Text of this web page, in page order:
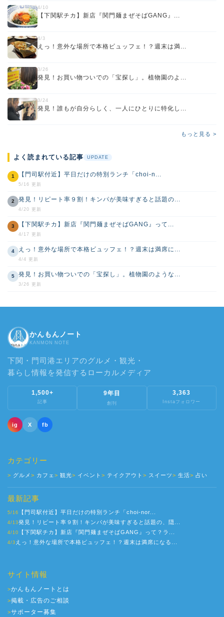
4/10
【下関駅チカ】新店『関門麺まぜそばGANG』...
4/3
えっ！意外な場所で本格ビュッフェ！？週末は満...
3/26
発見！お買い物ついでの「宝探し」。植物園のよ...
3/24
発見！誰もが自分らしく、一人にひとりに特化し...
もっと見る >
よく読まれている記事 UPDATE
1 【門司駅付近】平日だけの特別ランチ「choi-n...
5/16 更新
2 発見！リピート率９割！キンパが美味すぎると話題の...
4/20 更新
3 【下関駅チカ】新店『関門麺まぜそばGANG』って...
4/17 更新
4 えっ！意外な場所で本格ビュッフェ！？週末は満席に...
4/4 更新
5 発見！お買い物ついでの「宝探し」。植物園のような...
3/26 更新
かんもんノート
KANMON NOTE
下関・門司港エリアのグルメ・観光・
暮らし情報を発信するローカルメディア
1,500+
記事
9年目
創刊
3,363
Instaフォロワー
ig X fb
カテゴリー
グルメ カフェ 観光 イベント テイクアウト スイーツ 生活 占い
最新記事
5/16 【門司駅付近】平日だけの特別ランチ「choi-nor...
4/13発見！リピート率９割！キンパが美味すぎると話題の、隠...
4/10 【下関駅チカ】新店『関門麺まぜそばGANG』って？ラ...
4/3 えっ！意外な場所で本格ビュッフェ！？週末は満席になる...
サイト情報
>かんもんノートとは
>掲載・広告のご相談
>サポーター募集